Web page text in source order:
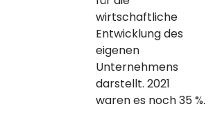
wirtschaftliche
Entwicklung des
eigenen
Unternehmens
darstellt. 2021
waren es noch 35 %.